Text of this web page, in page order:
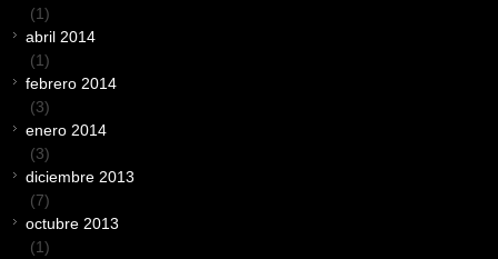
(1)
abril 2014
(1)
febrero 2014
(3)
enero 2014
(3)
diciembre 2013
(7)
octubre 2013
(1)